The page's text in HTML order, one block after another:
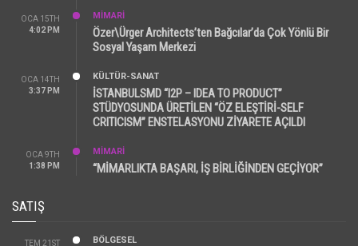
OCA 15TH
4:02 PM
MİMARİ
Özer\Ürger Architects’ten Bağcılar’da Çok Yönlü Bir
Sosyal Yaşam Merkezi
OCA 14TH
3:37 PM
KÜLTÜR-SANAT
İSTANBULSMD “I2P – IDEA TO PRODUCT”
STÜDYOSUNDA ÜRETİLEN “ÖZ ELEŞTİRİ-SELF
CRITICISM” ENSTELASYONU ZİYARETE AÇILDI
OCA 9TH
1:38 PM
MİMARİ
“MİMARLIKTA BAŞARI, İŞ BİRLİĞİNDEN GEÇİYOR”
SATIŞ
TEM 21ST
BÖLGESEL